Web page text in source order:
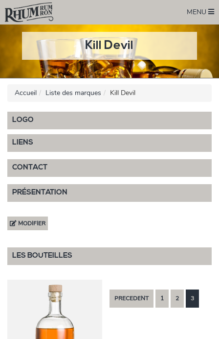
MENU
Kill Devil
Accueil Liste des marques Kill Devil
LOGO
LIENS
CONTACT
PRÉSENTATION
MODIFIER
LES BOUTEILLES
PRECEDENT 1 2 3